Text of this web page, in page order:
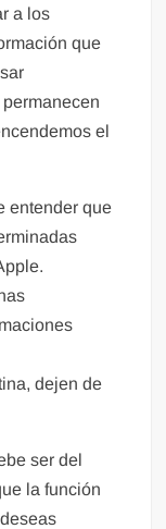
a los
que
el
entender que
dejen de
ser del
la función